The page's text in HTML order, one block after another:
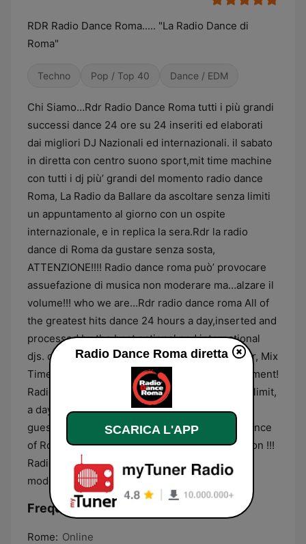
RDR Radio Dance Roma..... "La Radio Dance di
Roma"
Techno Pop / Top 40 Dance / EDM
Chi Siamo…Rdr Radio Dance Roma tutti i più grandi
successi dance 24 ore su 24 inseriti ed elaborati
dai migliori DJ Nazionali ed internazionali. il sabato
in diretta con centro suono sport,mit time machine
con tutti i dj più’ grandi del momento radio dance
Roma, La Radio da Ballare da ascoltare senza limiti
un appuntamento al giorno con un ospite
internazionale, e in replica la sera.Rdr la radio
dance di Roma da gustare senza sosta,
ATTENZIONE!!!! Radio dance roma può’ provocare
assuefazione di musica non moderare ma…alzare il
volume!!! who we are…Rdr radio dance roma All of
the greatest hits dance 24 hours a day,inserted and
processed by the best national and international
djs. on Saturday, live with Sound Sports Center, Mix
Time Machine with all the greats Djs of the moment!
Radio Dance Rome, the radio to dance without limit,
a day-to-day appointment with an international
guest, and replies in the evening. RDR radio dance
of Rome to be enjoyed without stopping, Caution !!!
Radio Dance Roma can cause addiction to non-
moderate music but…pump the volume!!!
Frequenze Radio Dance Roma:
Rome: Online
Radio Dance Roma diretta
SCARICA L'APP